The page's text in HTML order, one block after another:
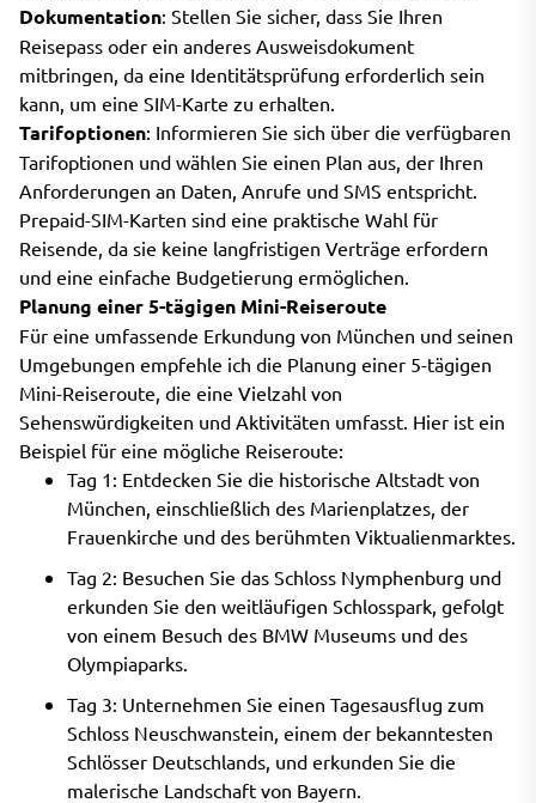
Dokumentation: Stellen Sie sicher, dass Sie Ihren
Reisepass oder ein anderes Ausweisdokument
mitbringen, da eine Identitätsprüfung erforderlich sein
kann, um eine SIM-Karte zu erhalten.
Tarifoptionen: Informieren Sie sich über die verfügbaren
Tarifoptionen und wählen Sie einen Plan aus, der Ihren
Anforderungen an Daten, Anrufe und SMS entspricht.
Prepaid-SIM-Karten sind eine praktische Wahl für
Reisende, da sie keine langfristigen Verträge erfordern
und eine einfache Budgetierung ermöglichen.
Planung einer 5-tägigen Mini-Reiseroute
Für eine umfassende Erkundung von München und seinen
Umgebungen empfehle ich die Planung einer 5-tägigen
Mini-Reiseroute, die eine Vielzahl von
Sehenswürdigkeiten und Aktivitäten umfasst. Hier ist ein
Beispiel für eine mögliche Reiseroute:
Tag 1: Entdecken Sie die historische Altstadt von
München, einschließlich des Marienplatzes, der
Frauenkirche und des berühmten Viktualienmarktes.
Tag 2: Besuchen Sie das Schloss Nymphenburg und
erkunden Sie den weitläufigen Schlosspark, gefolgt
von einem Besuch des BMW Museums und des
Olympiaparks.
Tag 3: Unternehmen Sie einen Tagesausflug zum
Schloss Neuschwanstein, einem der bekanntesten
Schlösser Deutschlands, und erkunden Sie die
malerische Landschaft von Bayern.